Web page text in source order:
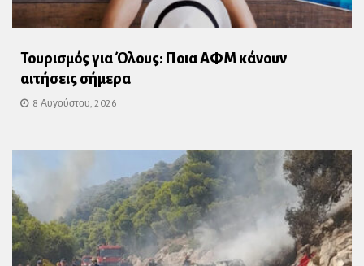
Τουρισμός για Όλους: Ποια ΑΦΜ κάνουν
αιτήσεις σήμερα
8 Αυγούστου, 2026